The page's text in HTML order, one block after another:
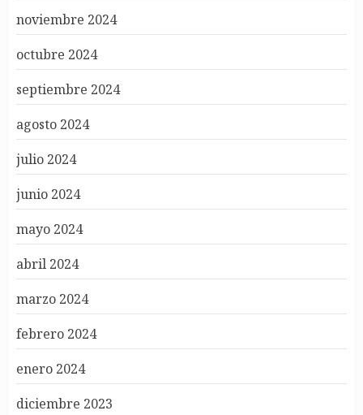
noviembre 2024
octubre 2024
septiembre 2024
agosto 2024
julio 2024
junio 2024
mayo 2024
abril 2024
marzo 2024
febrero 2024
enero 2024
diciembre 2023